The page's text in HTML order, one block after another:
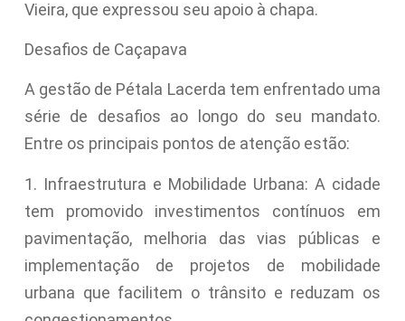
Vieira, que expressou seu apoio à chapa.
Desafios de Caçapava
A gestão de Pétala Lacerda tem enfrentado uma
série de desafios ao longo do seu mandato.
Entre os principais pontos de atenção estão:
1. Infraestrutura e Mobilidade Urbana: A cidade
tem promovido investimentos contínuos em
pavimentação, melhoria das vias públicas e
implementação de projetos de mobilidade
urbana que facilitem o trânsito e reduzam os